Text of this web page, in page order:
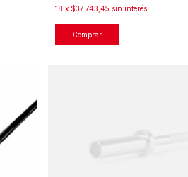
18 x $37.743,45 sin interés